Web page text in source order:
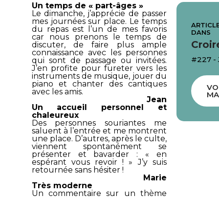
Un temps de « part-âges »
Le dimanche, j’apprécie de passer
mes journées sur place. Le temps
du repas est l’un de mes favoris
car nous prenons le temps de
discuter, de faire plus ample
connaissance avec les personnes
qui sont de passage ou invitées.
J’en profite pour fureter vers les
instruments de musique, jouer du
piano et chanter des cantiques
avec les amis.
Jean
Un accueil personnel et
chaleureux
Des personnes souriantes me
saluent à l’entrée et me montrent
une place. D’autres, après le culte,
viennent spontanément se
présenter et bavarder : « en
espérant vous revoir ! » J’y suis
retournée sans hésiter !
Marie
Très moderne
Un commentaire sur un thème
DANS
#227 -